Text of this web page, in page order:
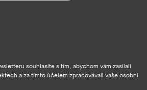
souhlasíte s tím, abychom vám zasílali
a za tímto účelem zpracovávali vaše osobní